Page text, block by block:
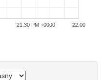
22:00
21:30 PM +0000